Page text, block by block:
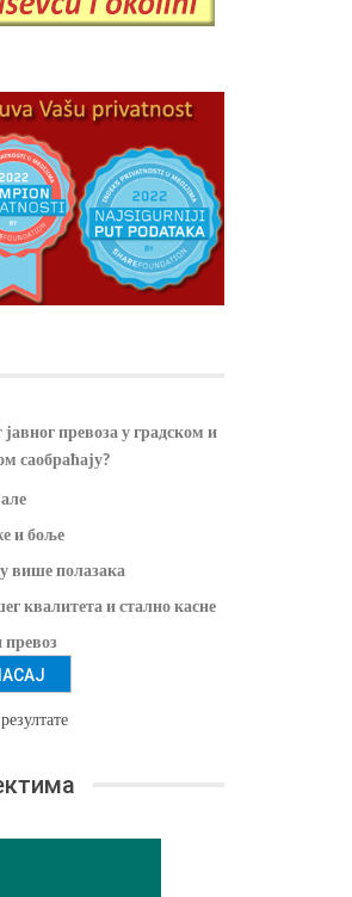
превоза у градском и
саобраћају?
и боље
више полазака
квалитета и стално касне
превоз